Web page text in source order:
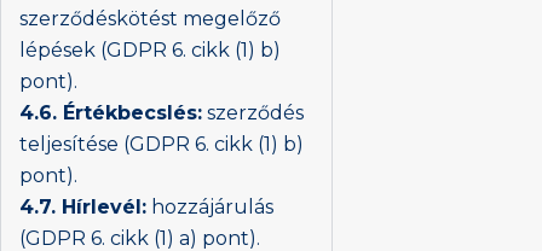
szerződéskötést megelőző
lépések (GDPR 6. cikk (1) b)
pont).
4.6. Értékbecslés: szerződés
teljesítése (GDPR 6. cikk (1) b)
pont).
4.7. Hírlevél: hozzájárulás
(GDPR 6. cikk (1) a) pont).